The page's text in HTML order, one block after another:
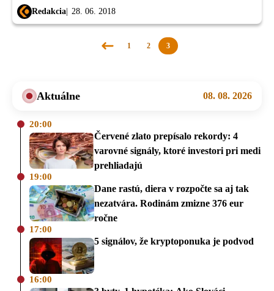
Redakcia 28. 06. 2018
Predchádzajúca
1 2 3
Aktuálne 08. 08. 2026
20:00
Červené zlato prepísalo rekordy: 4
varovné signály, ktoré investori pri medi
prehliadajú
19:00
Dane rastú, diera v rozpočte sa aj tak
nezatvára. Rodinám zmizne 376 eur
ročne
17:00
5 signálov, že kryptoponuka je podvod
16:00